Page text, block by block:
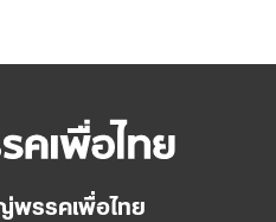
พรรคเพื่อไทย